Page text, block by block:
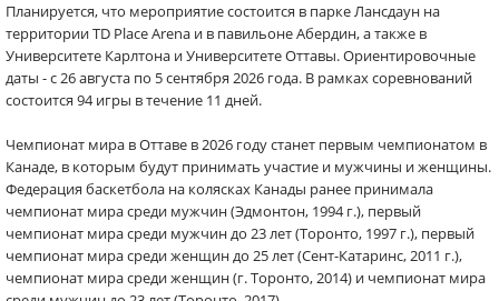
Планируется, что мероприятие состоится в парке Лансдаун на
территории TD Place Arena и в павильоне Абердин, а также в
Университете Карлтона и Университете Оттавы. Ориентировочные
даты - с 26 августа по 5 сентября 2026 года. В рамках соревнований
состоится 94 игры в течение 11 дней.
Чемпионат мира в Оттаве в 2026 году станет первым чемпионатом в
Канаде, в которым будут принимать участие и мужчины и женщины.
Федерация баскетбола на колясках Канады ранее принимала
чемпионат мира среди мужчин (Эдмонтон, 1994 г.), первый
чемпионат мира среди мужчин до 23 лет (Торонто, 1997 г.), первый
чемпионат мира среди женщин до 25 лет (Сент-Катаринс, 2011 г.),
чемпионат мира среди женщин (г. Торонто, 2014) и чемпионат мира